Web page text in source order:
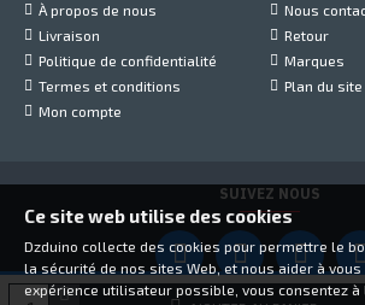
À propos de nous
Livraison
Politique de confidentialité
Termes et conditions
Mon compte
Nous
Retour
Marques
Plan du site
SUIVEZ NOUS
Ce site web utilise des cookies
Dzduino collecte des cookies pour permettre le
la sécurité de nos sites Web, et nous aider à
expérience utilisateur possible, vous consentez